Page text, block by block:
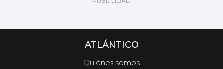
ATLÁNTICO
Quiénes somos